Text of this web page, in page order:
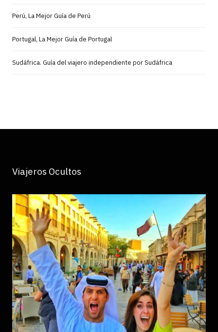
Perú, La Mejor Guía de Perú
Portugal, La Mejor Guía de Portugal
Sudáfrica. Guía del viajero independiente por Sudáfrica
Viajeros Ocultos